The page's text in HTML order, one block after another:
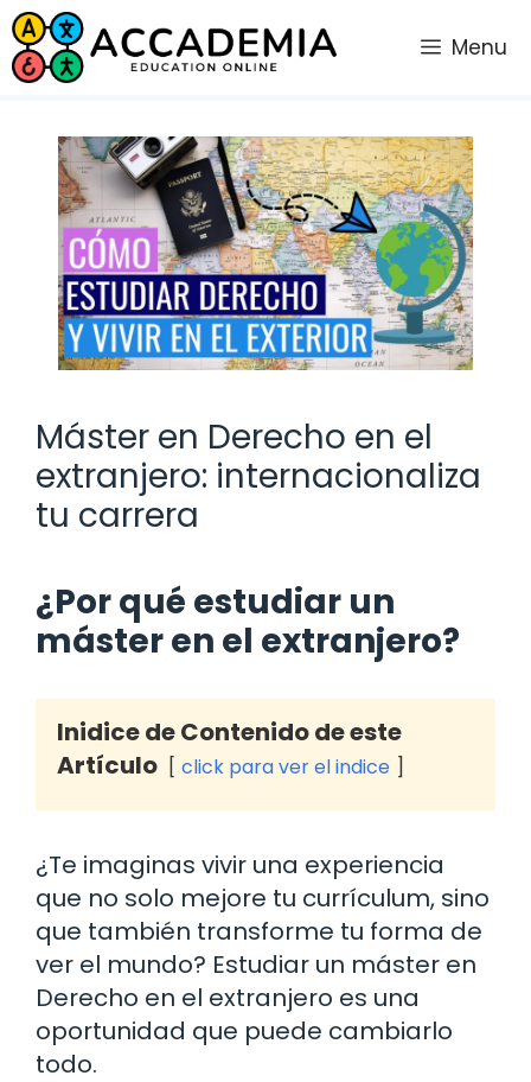
Saltar
al
contenido
Menu
Máster en Derecho en el
extranjero: internacionaliza
tu carrera
¿Por qué estudiar un
máster en el extranjero?
Inidice de Contenido de este
Artículo
click para ver el indice
¿Te imaginas vivir una experiencia
que no solo mejore tu currículum, sino
que también transforme tu forma de
ver el mundo? Estudiar un máster en
Derecho en el extranjero es una
oportunidad que puede cambiarlo
todo.